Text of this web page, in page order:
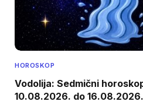
HOROSKOP
Vodolija: Sedmični
10.08.2026. do 16.08.2026.